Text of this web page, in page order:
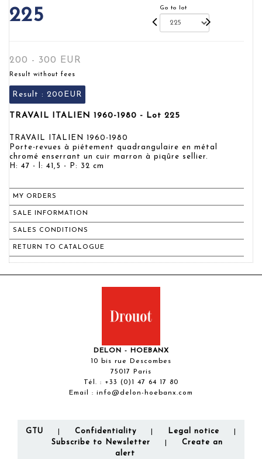
225 Go to lot
200 - 300 EUR
Result without fees
Result : 200EUR
TRAVAIL ITALIEN 1960-1980 - Lot 225
TRAVAIL ITALIEN 1960-1980
Porte-revues à piétement quadrangulaire en métal
chromé enserrant un cuir marron à piqûre sellier.
H: 47 - l: 41,5 - P: 32 cm
MY ORDERS
SALE INFORMATION
SALES CONDITIONS
RETURN TO CATALOGUE
DELON - HOEBANX
10 bis rue Descombes
75017 Paris
Tél. : +33 (0)1 47 64 17 80
Email : info@delon-hoebanx.com
GTU Confidentiality Legal notice
Subscribe to Newsletter
Create an
alert